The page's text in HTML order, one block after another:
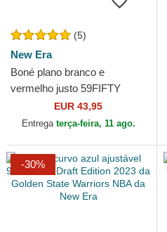
(5)
New Era
Boné plano branco e
vermelho justo 59FIFTY
Classic da Golden State
Warriors NBA da New Era
EUR 43,95
Entrega terça-feira, 11 ago.
-30%